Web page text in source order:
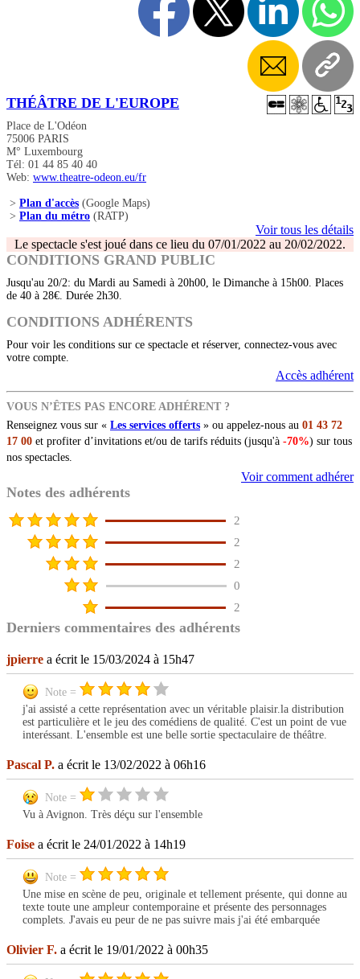
THÉÂTRE DE L'EUROPE
Place de L'Odéon
75006 PARIS
M° Luxembourg
Tél: 01 44 85 40 40
Web: www.theatre-odeon.eu/fr
> Plan d'accès (Google Maps)
> Plan du métro (RATP)
Voir tous les détails
Le spectacle s'est joué dans ce lieu du 07/01/2022 au 20/02/2022.
CONDITIONS GRAND PUBLIC
Jusqu'au 20/2: du Mardi au Samedi à 20h00, le Dimanche à 15h00. Places
de 40 à 28€. Durée 2h30.
CONDITIONS ADHÉRENTS
Pour voir les conditions sur ce spectacle et réserver, connectez-vous avec
votre compte.
Accès adhérent
VOUS N’ÊTES PAS ENCORE ADHÉRENT ?
Renseignez vous sur « Les services offerts » ou appelez-nous au 01 43 72
17 00 et profiter d’invitations et/ou de tarifs réduits (jusqu'à -70%) sur tous
nos spectacles.
Voir comment adhérer
Notes des adhérents
2
2
2
0
2
Derniers commentaires des adhérents
jpierre a écrit le 15/03/2024 à 15h47
Note =
j'ai assisté a cette représentation avec un véritable plaisir.la distribution
est particulière et le jeu des comédiens de qualité. C'est un point de vue
interéssant. L'ensemble est une belle sortie spectaculaire de théâtre.
Pascal P. a écrit le 13/02/2022 à 06h16
Note =
Vu à Avignon. Très déçu sur l'ensemble
Foise a écrit le 24/01/2022 à 14h19
Note =
Une mise en scène de peu, originale et tellement présente, qui donne au
texte toute une ampleur contemporaine et présente des personnages
complets. J'avais eu peur de ne pas suivre mais j'ai été embarquée
Olivier F. a écrit le 19/01/2022 à 00h35